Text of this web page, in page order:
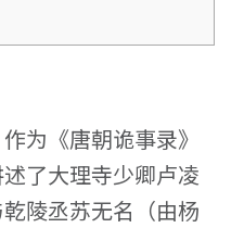
为《唐朝诡事录》
了大理寺少卿卢凌
陵丞苏无名（由杨